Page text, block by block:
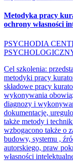
Metodyka pracy
ochrony własności
PSYCHODIA
Cel szkolenia:
metodyki pracy
składowe pracy
wykonywania
diagnozy i
dokumentację,
także metody i
wzbogacono także o
budowy, systemu ,
autorskiego, praw
własności